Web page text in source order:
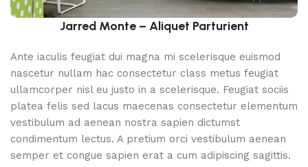
Jarred Monte – Aliquet Parturient
Ante iaculis feugiat dui magna mi scelerisque euismod
nascetur nullam hac consectetur class metus feugiat
ullamcorper nisl eu justo in a scelerisque. Feugiat sociis
platea felis sed lacus maecenas consectetur elementum
vestibulum ad aenean nostra sapien dictumst
condimentum lectus. A pretium orci vestibulum aenean
semper et congue sapien erat a cum adipiscing sagittis.